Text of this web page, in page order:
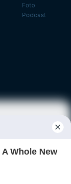
Foto
Podcast
Daftar